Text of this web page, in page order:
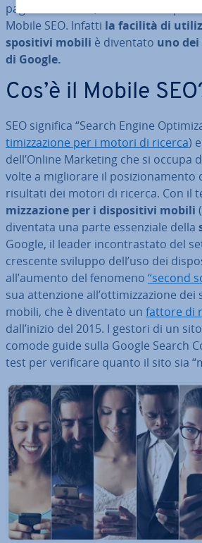
pagina aziendale, si muove sempre
Mobile SEO. Infatti la facilità di
spo­si­ti­vi mobili è diventato uno
di Google.
Cos’è il Mobile
SEO significa “Search Engine
ti­miz­za­zio­ne per i motori di ricerca)
dell’Online Marketing che si occupa
volte a mi­glio­ra­re il po­si­zio­na­men­to
risultati dei motori di ricerca. Con il
miz­za­zio­ne per i di­spo­si­ti­vi mobili
diventata una parte es­sen­zia­le della
Google, il leader in­con­tra­sta­to del
crescente sviluppo dell’uso dei
all’aumento del fenomeno “second
sua at­ten­zio­ne all’ot­ti­miz­za­zio­ne
mobili, che è diventato un fattore di
dall’inizio del 2015. I gestori di un
comode guide sulla Google Search
test per ve­ri­fi­ca­re quanto il sito sia